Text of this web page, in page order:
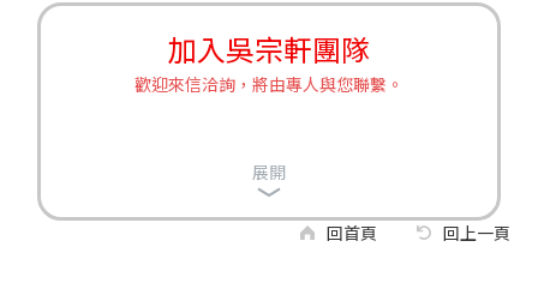
展開
加入吳宗軒團隊
歡迎來信洽詢，將由專人與您聯繫。
回首頁 回上一頁